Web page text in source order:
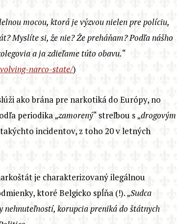
mocou, ktorá je výzvou nielen pre políciu,
Myslíte si, že nie? Že preháňam? Podľa nášho
a ja zdieľame túto obavu.“
narco-state/)
ako brána pre narkotiká do Európy, no
periodika „zamorený“ streľbou s „drogovým
incidentov, z toho 20 v letných
je charakterizovaný ilegálnou
ktoré Belgicko spĺňa (!). „Sudca
nehnuteľností, korupcia preniká do štátnych